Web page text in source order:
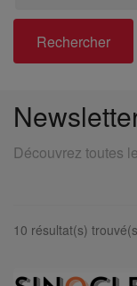
Rechercher
Découvrez toutes
10 résultat(s)